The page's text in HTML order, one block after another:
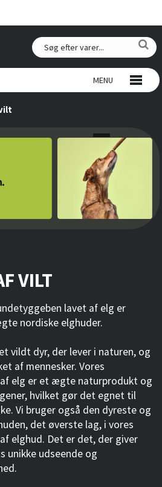
MENU
AF VILT
AF OKSE
VILT
lavet af elg er
nordiske elghuder.
vildt dyr, der lever i naturen, og
af mennesker. Vores
elg er et ægte naturprodukt og
hvilket gør det egnet til
Vi bruger også den dyreste og
det øverste lag, i vores
elghud. Det er det, der giver
unikke udseende og